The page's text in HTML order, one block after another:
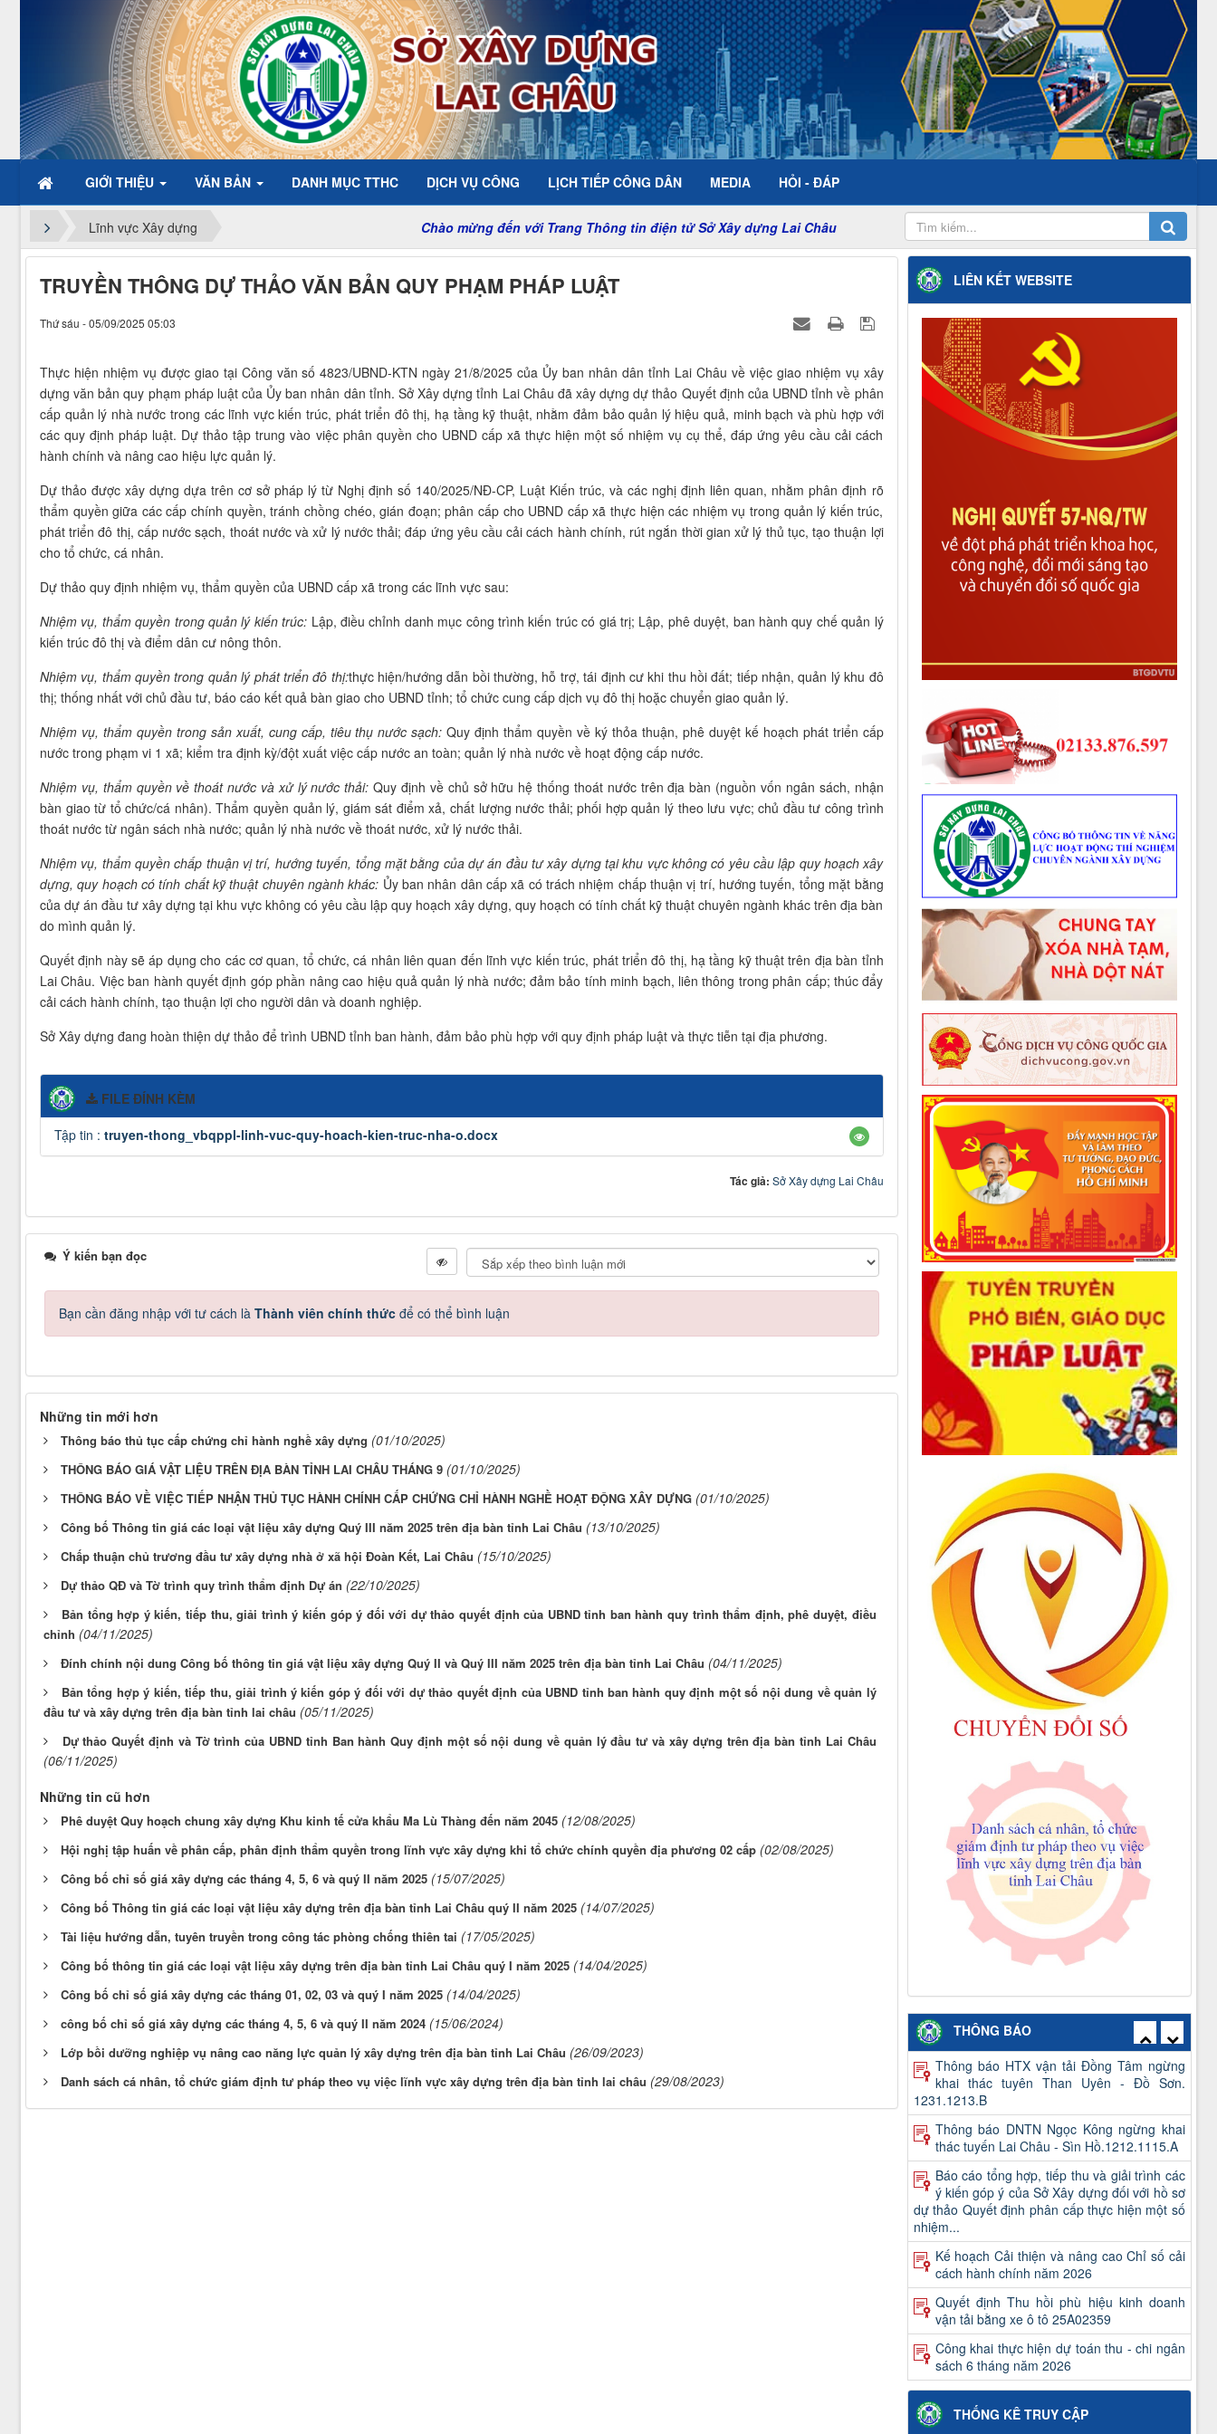
GIỚI THIỆU VĂN BẢN DANH MỤC TTHC DỊCH VỤ CÔNG LỊCH TIẾP CÔNG DÂN MEDIA HỎI - ĐÁP
Lĩnh vực Xây dựng Chào mừng đến với Trang Thông tin điện tử Sở Xây dựng Lai Châu
TRUYỀN THÔNG DỰ THẢO VĂN BẢN QUY PHẠM PHÁP LUẬT
Thứ sáu - 05/09/2025 05:03
Thực hiện nhiệm vụ được giao tại Công văn số 4823/UBND-KTN ngày 21/8/2025 của Ủy ban nhân dân tỉnh Lai Châu về việc giao nhiệm vụ xây
dựng văn bản quy phạm pháp luật của Ủy ban nhân dân tỉnh. Sở Xây dựng tỉnh Lai Châu đã xây dựng dự thảo Quyết định của UBND tỉnh về phân
cấp quản lý nhà nước trong các lĩnh vực kiến trúc, phát triển đô thị, hạ tầng kỹ thuật, nhằm đảm bảo quản lý hiệu quả, minh bạch và phù hợp với
các quy định pháp luật. Dự thảo tập trung vào việc phân quyền cho UBND cấp xã thực hiện một số nhiệm vụ cụ thể, đáp ứng yêu cầu cải cách
hành chính và nâng cao hiệu lực quản lý.
Dự thảo được xây dựng dựa trên cơ sở pháp lý từ Nghị định số 140/2025/NĐ-CP, Luật Kiến trúc, và các nghị định liên quan, nhằm phân định rõ
thẩm quyền giữa các cấp chính quyền, tránh chồng chéo, gián đoạn; phân cấp cho UBND cấp xã thực hiện các nhiệm vụ trong quản lý kiến trúc,
phát triển đô thị, cấp nước sạch, thoát nước và xử lý nước thải; đáp ứng yêu cầu cải cách hành chính, rút ngắn thời gian xử lý thủ tục, tạo thuận lợi
cho tổ chức, cá nhân.
Dự thảo quy định nhiệm vụ, thẩm quyền của UBND cấp xã trong các lĩnh vực sau:
Nhiệm vụ, thẩm quyền trong quản lý kiến trúc: Lập, điều chỉnh danh mục công trình kiến trúc có giá trị; Lập, phê duyệt, ban hành quy chế quản lý
kiến trúc đô thị và điểm dân cư nông thôn.
Nhiệm vụ, thẩm quyền trong quản lý phát triển đô thị:thực hiện/hướng dẫn bồi thường, hỗ trợ, tái định cư khi thu hồi đất; tiếp nhận, quản lý khu đô
thị; thống nhất với chủ đầu tư, báo cáo kết quả bàn giao cho UBND tỉnh; tổ chức cung cấp dịch vụ đô thị hoặc chuyển giao quản lý.
Nhiệm vụ, thẩm quyền trong sản xuất, cung cấp, tiêu thụ nước sạch: Quy định thẩm quyền về ký thỏa thuận, phê duyệt kế hoạch phát triển cấp
nước trong phạm vi 1 xã; kiểm tra định kỳ/đột xuất việc cấp nước an toàn; quản lý nhà nước về hoạt động cấp nước.
Nhiệm vụ, thẩm quyền về thoát nước và xử lý nước thải:Quy định về chủ sở hữu hệ thống thoát nước trên địa bàn (nguồn vốn ngân sách, nhận
bàn giao từ tổ chức/cá nhân). Thẩm quyền quản lý, giám sát điểm xả, chất lượng nước thải; phối hợp quản lý theo lưu vực; chủ đầu tư công trình
thoát nước từ ngân sách nhà nước; quản lý nhà nước về thoát nước, xử lý nước thải.
Nhiệm vụ, thẩm quyền chấp thuận vị trí, hướng tuyến, tổng mặt bằng của dự án đầu tư xây dựng tại khu vực không có yêu cầu lập quy hoạch xây
dựng, quy hoạch có tính chất kỹ thuật chuyên ngành khác: Ủy ban nhân dân cấp xã có trách nhiệm chấp thuận vị trí, hướng tuyến, tổng mặt bằng
của dự án đầu tư xây dựng tại khu vực không có yêu cầu lập quy hoạch xây dựng, quy hoạch có tính chất kỹ thuật chuyên ngành khác trên địa bàn
do mình quản lý.
Quyết định này sẽ áp dụng cho các cơ quan, tổ chức, cá nhân liên quan đến lĩnh vực kiến trúc, phát triển đô thị, hạ tầng kỹ thuật trên địa bàn tỉnh
Lai Châu. Việc ban hành quyết định góp phần nâng cao hiệu quả quản lý nhà nước; đảm bảo tính minh bạch, liên thông trong phân cấp; thúc đẩy
cải cách hành chính, tạo thuận lợi cho người dân và doanh nghiệp.
Sở Xây dựng đang hoàn thiện dự thảo để trình UBND tỉnh ban hành, đảm bảo phù hợp với quy định pháp luật và thực tiễn tại địa phương.
FILE ĐÍNH KÈM
Tập tin : truyen-thong_vbqppl-linh-vuc-quy-hoach-kien-truc-nha-o.docx
Tác giả: Sở Xây dựng Lai Châu
Ý kiến bạn đọc
Bạn cần đăng nhập với tư cách là Thành viên chính thức để có thể bình luận
Những tin mới hơn
Thông báo thủ tục cấp chứng chỉ hành nghề xây dựng (01/10/2025)
THÔNG BÁO GIÁ VẬT LIỆU TRÊN ĐỊA BÀN TỈNH LAI CHÂU THÁNG 9 (01/10/2025)
THÔNG BÁO VỀ VIỆC TIẾP NHẬN THỦ TỤC HÀNH CHÍNH CẤP CHỨNG CHỈ HÀNH NGHỀ HOẠT ĐỘNG XÂY DỰNG (01/10/2025)
Công bố Thông tin giá các loại vật liệu xây dựng Quý III năm 2025 trên địa bàn tỉnh Lai Châu (13/10/2025)
Chấp thuận chủ trương đầu tư xây dựng nhà ở xã hội Đoàn Kết, Lai Châu (15/10/2025)
Dự thảo QĐ và Tờ trình quy trình thẩm định Dự án (22/10/2025)
Bản tổng hợp ý kiến, tiếp thu, giải trình ý kiến góp ý đối với dự thảo quyết định của UBND tỉnh ban hành quy trình thẩm định, phê duyệt, điều
chỉnh (04/11/2025)
Đính chính nội dung Công bố thông tin giá vật liệu xây dựng Quý II và Quý III năm 2025 trên địa bàn tỉnh Lai Châu (04/11/2025)
Bản tổng hợp ý kiến, tiếp thu, giải trình ý kiến góp ý đối với dự thảo quyết định của UBND tỉnh ban hành quy định một số nội dung về quản lý
đầu tư và xây dựng trên địa bàn tỉnh lai châu (05/11/2025)
Dự thảo Quyết định và Tờ trình của UBND tỉnh Ban hành Quy định một số nội dung về quản lý đầu tư và xây dựng trên địa bàn tỉnh Lai Châu
(06/11/2025)
Những tin cũ hơn
Phê duyệt Quy hoạch chung xây dựng Khu kinh tế cửa khẩu Ma Lù Thàng đến năm 2045 (12/08/2025)
Hội nghị tập huấn về phân cấp, phân định thẩm quyền trong lĩnh vực xây dựng khi tổ chức chính quyền địa phương 02 cấp (02/08/2025)
Công bố chỉ số giá xây dựng các tháng 4, 5, 6 và quý II năm 2025 (15/07/2025)
Công bố Thông tin giá các loại vật liệu xây dựng trên địa bàn tỉnh Lai Châu quý II năm 2025 (14/07/2025)
Tài liệu hướng dẫn, tuyên truyền trong công tác phòng chống thiên tai (17/05/2025)
Công bố thông tin giá các loại vật liệu xây dựng trên địa bàn tỉnh Lai Châu quý I năm 2025 (14/04/2025)
Công bố chỉ số giá xây dựng các tháng 01, 02, 03 và quý I năm 2025 (14/04/2025)
công bố chỉ số giá xây dựng các tháng 4, 5, 6 và quý II năm 2024 (15/06/2024)
Lớp bồi dưỡng nghiệp vụ nâng cao năng lực quản lý xây dựng trên địa bàn tỉnh Lai Châu (26/09/2023)
Danh sách cá nhân, tổ chức giám định tư pháp theo vụ việc lĩnh vực xây dựng trên địa bàn tỉnh lai châu (29/08/2023)
LIÊN KẾT WEBSITE
THÔNG BÁO
Thông báo công khai việc mua sắm, hình
thành tài sản công năm 2026
Thông báo HTX vận tải Đồng Tâm ngừng
khai thác tuyên Than Uyên - Đồ Sơn.
1231.1213.B
Thông báo DNTN Ngọc Kông ngừng khai
thác tuyến Lai Châu - Sìn Hồ.1212.1115.A
Báo cáo tổng hợp, tiếp thu và giải trình các
ý kiến góp ý của Sở Xây dựng đối với hồ sơ
dự thảo Quyết định phân cấp thực hiện một số
nhiệm...
Kế hoạch Cải thiện và nâng cao Chỉ số cải
cách hành chính năm 2026
Quyết định Thu hồi phù hiệu kinh doanh
vận tải bằng xe ô tô 25A02359
Công khai thực hiện dự toán thu - chi ngân
sách 6 tháng năm 2026
Quyết định kết quả kỳ xét thăng hạng và
danh sách viên chức trúng tuyển kỳ xét
thăng hạng chức danh nghề nghiệp viên chức
của Ban QLDA và...
THỐNG KÊ TRUY CẬP